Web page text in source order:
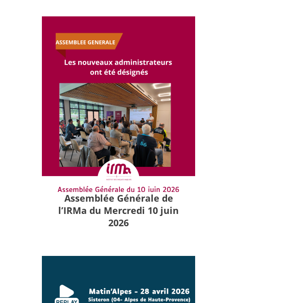
Assemblée Générale de
l’IRMa du Mercredi 10 juin
2026